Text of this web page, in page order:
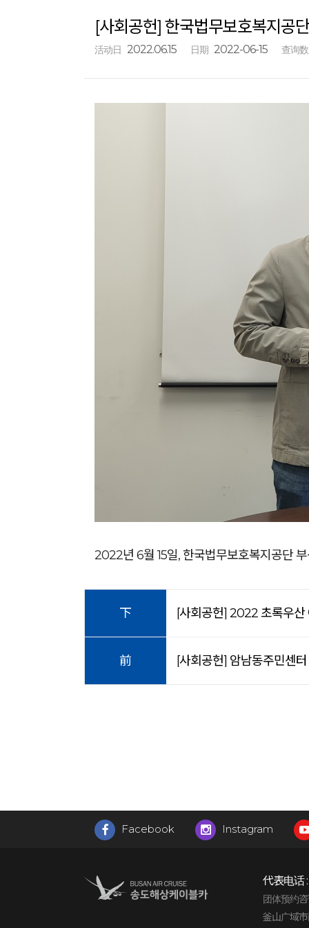
[사회공헌] 한국법무보호복지공
活动日 2022.06.15 日期 2022-06-15 查询数
2022년 6월 15일, 한국법무보호복지공단
下 [사회공헌] 2022 초록우
前 [사회공헌] 암남동주민센
Facebook Instagram
代表电话 :
团体预约
釜山广域